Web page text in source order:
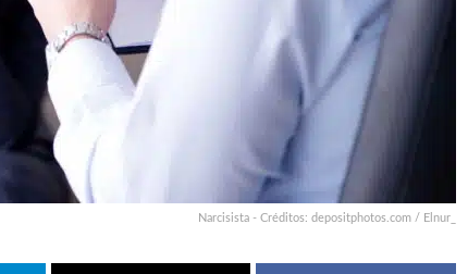
Narcisista - Créditos: depositphotos.com / Elnur_